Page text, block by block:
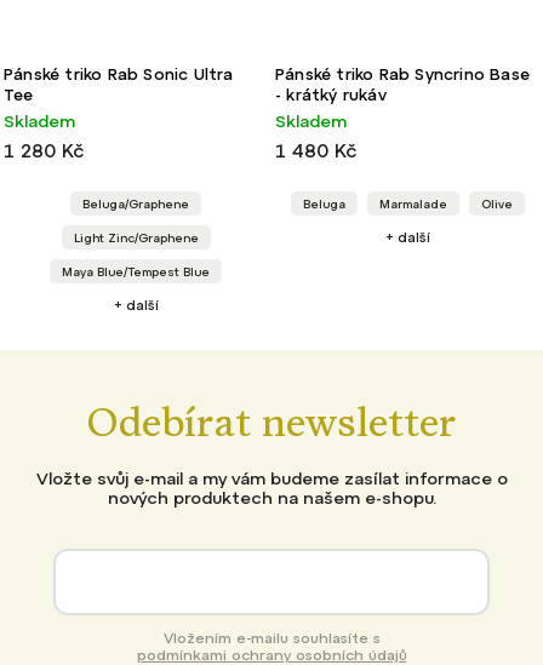
Pánské triko Rab Syncrino Base
1 480 Kč
Beluga Marmalade Olive
+ další
Pánské Merino Tri-ko
dlouhý rukáv
1 280 Kč
Black
Odebírat newsletter
Vložte svůj e-mail a my vám budeme zasílat informace o
nových produktech na našem e-shopu.
podmínkami ochrany osobních údajů